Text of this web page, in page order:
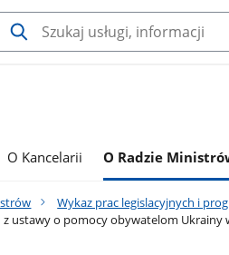
O Kancelarii O Radzie
Wykaz prac legislacyjnych i
ustawy o pomocy obywatelom